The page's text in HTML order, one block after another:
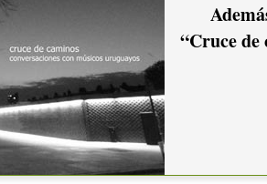
“Cruce de